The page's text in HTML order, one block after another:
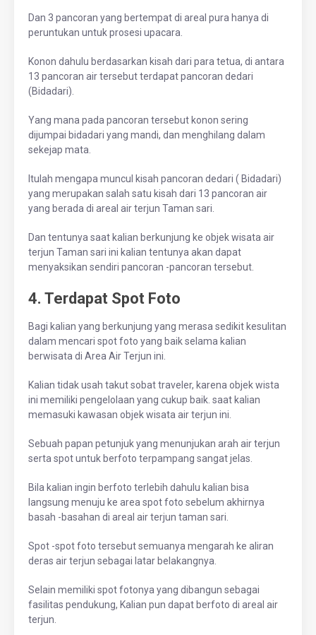
Dan 3 pancoran yang bertempat di areal pura hanya di
peruntukan untuk prosesi upacara.
Konon dahulu berdasarkan kisah dari para tetua, di antara
13 pancoran air tersebut terdapat pancoran dedari
(Bidadari).
Yang mana pada pancoran tersebut konon sering
dijumpai bidadari yang mandi, dan menghilang dalam
sekejap mata.
Itulah mengapa muncul kisah pancoran dedari ( Bidadari)
yang merupakan salah satu kisah dari 13 pancoran air
yang berada di areal air terjun Taman sari.
Dan tentunya saat kalian berkunjung ke objek wisata air
terjun Taman sari ini kalian tentunya akan dapat
menyaksikan sendiri pancoran -pancoran tersebut.
4. Terdapat Spot Foto
Bagi kalian yang berkunjung yang merasa sedikit kesulitan
dalam mencari spot foto yang baik selama kalian
berwisata di Area Air Terjun ini.
Kalian tidak usah takut sobat traveler, karena objek wista
ini memiliki pengelolaan yang cukup baik. saat kalian
memasuki kawasan objek wisata air terjun ini.
Sebuah papan petunjuk yang menunjukan arah air terjun
serta spot untuk berfoto terpampang sangat jelas.
Bila kalian ingin berfoto terlebih dahulu kalian bisa
langsung menuju ke area spot foto sebelum akhirnya
basah -basahan di areal air terjun taman sari.
Spot -spot foto tersebut semuanya mengarah ke aliran
deras air terjun sebagai latar belakangnya.
Selain memiliki spot fotonya yang dibangun sebagai
fasilitas pendukung, Kalian pun dapat berfoto di areal air
terjun.